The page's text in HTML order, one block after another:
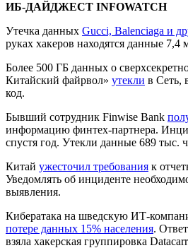
ИБ-ДАЙДЖЕСТ INFOWATCH
Утечка данных Gucci, Balenciaga и
руках хакеров находятся данные 7,4
Более 500 ГБ данных о
Китайский файрвол» утекли в Сеть,
код.
Бывший сотрудник Finwise Bank
информацию финтех-партнера.
спустя год. Утекли данные 689 тыс.
Китай ужесточил требования к
Уведомлять об инциденте
выявления.
Кибератака на шведскую ИТ-
потере данных 15% населения.
взяла хакерская группировка